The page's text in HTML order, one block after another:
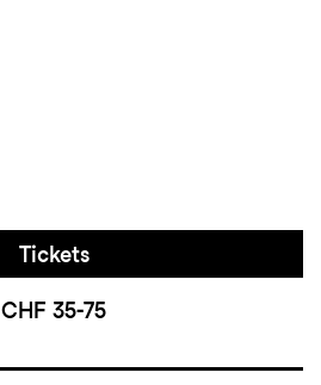
Tickets
CHF 35-75